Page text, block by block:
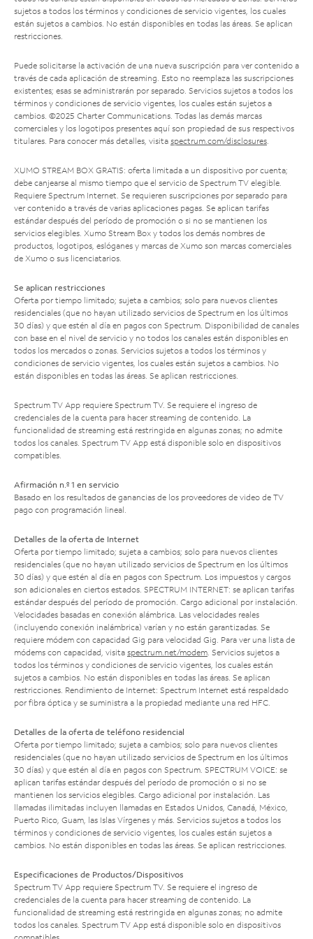
sujetos a todos los términos y condiciones de servicio vigentes, los cuales
están sujetos a cambios. No están disponibles en todas las áreas. Se aplican
restricciones.
Puede solicitarse la activación de una nueva suscripción para ver contenido a
través de cada aplicación de streaming. Esto no reemplaza las suscripciones
existentes; esas se administrarán por separado. Servicios sujetos a todos los
términos y condiciones de servicio vigentes, los cuales están sujetos a
cambios. ©2025 Charter Communications. Todas las demás marcas
comerciales y los logotipos presentes aquí son propiedad de sus respectivos
titulares. Para conocer más detalles, visita spectrum.com/disclosures.
XUMO STREAM BOX GRATIS: oferta limitada a un dispositivo por cuenta;
debe canjearse al mismo tiempo que el servicio de Spectrum TV elegible.
Requiere Spectrum Internet. Se requieren suscripciones por separado para
ver contenido a través de varias aplicaciones pagas. Se aplican tarifas
estándar después del período de promoción o si no se mantienen los
servicios elegibles. Xumo Stream Box y todos los demás nombres de
productos, logotipos, eslóganes y marcas de Xumo son marcas comerciales
de Xumo o sus licenciatarios.
Se aplican restricciones
Oferta por tiempo limitado; sujeta a cambios; solo para nuevos clientes
residenciales (que no hayan utilizado servicios de Spectrum en los últimos
30 días) y que estén al día en pagos con Spectrum. Disponibilidad de canales
con base en el nivel de servicio y no todos los canales están disponibles en
todos los mercados o zonas. Servicios sujetos a todos los términos y
condiciones de servicio vigentes, los cuales están sujetos a cambios. No
están disponibles en todas las áreas. Se aplican restricciones.
Spectrum TV App requiere Spectrum TV. Se requiere el ingreso de
credenciales de la cuenta para hacer streaming de contenido. La
funcionalidad de streaming está restringida en algunas zonas; no admite
todos los canales. Spectrum TV App está disponible solo en dispositivos
compatibles.
Afirmación n.º 1 en servicio
Basado en los resultados de ganancias de los proveedores de video de TV
pago con programación lineal.
Detalles de la oferta de Internet
Oferta por tiempo limitado; sujeta a cambios; solo para nuevos clientes
residenciales (que no hayan utilizado servicios de Spectrum en los últimos
30 días) y que estén al día en pagos con Spectrum. Los impuestos y cargos
son adicionales en ciertos estados. SPECTRUM INTERNET: se aplican tarifas
estándar después del período de promoción. Cargo adicional por instalación.
Velocidades basadas en conexión alámbrica. Las velocidades reales
(incluyendo conexión inalámbrica) varían y no están garantizadas. Se
requiere módem con capacidad Gig para velocidad Gig. Para ver una lista de
módems con capacidad, visita spectrum.net/modem. Servicios sujetos a
todos los términos y condiciones de servicio vigentes, los cuales están
sujetos a cambios. No están disponibles en todas las áreas. Se aplican
restricciones. Rendimiento de Internet: Spectrum Internet está respaldado
por fibra óptica y se suministra a la propiedad mediante una red HFC.
Detalles de la oferta de teléfono residencial
Oferta por tiempo limitado; sujeta a cambios; solo para nuevos clientes
residenciales (que no hayan utilizado servicios de Spectrum en los últimos
30 días) y que estén al día en pagos con Spectrum. SPECTRUM VOICE: se
aplican tarifas estándar después del período de promoción o si no se
mantienen los servicios elegibles. Cargo adicional por instalación. Las
llamadas ilimitadas incluyen llamadas en Estados Unidos, Canadá, México,
Puerto Rico, Guam, las Islas Vírgenes y más. Servicios sujetos a todos los
términos y condiciones de servicio vigentes, los cuales están sujetos a
cambios. No están disponibles en todas las áreas. Se aplican restricciones.
Especificaciones de Productos/Dispositivos
Spectrum TV App requiere Spectrum TV. Se requiere el ingreso de
credenciales de la cuenta para hacer streaming de contenido. La
funcionalidad de streaming está restringida en algunas zonas; no admite
todos los canales. Spectrum TV App está disponible solo en dispositivos